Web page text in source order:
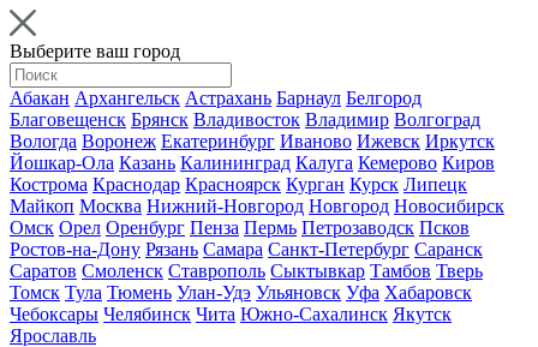
Выберите ваш город
Абакан Архангельск Астрахань Барнаул Белгород
Благовещенск Брянск Владивосток Владимир Волгоград
Вологда Воронеж Екатеринбург Иваново Ижевск Иркутск
Йошкар-Ола Казань Калининград Калуга Кемерово Киров
Кострома Краснодар Красноярск Курган Курск Липецк
Майкоп Москва Нижний-Новгород Новгород Новосибирск
Омск Орел Оренбург Пенза Пермь Петрозаводск Псков
Ростов-на-Дону Рязань Самара Санкт-Петербург Саранск
Саратов Смоленск Ставрополь Сыктывкар Тамбов Тверь
Томск Тула Тюмень Улан-Удэ Ульяновск Уфа Хабаровск
Чебоксары Челябинск Чита Южно-Сахалинск Якутск
Ярославль